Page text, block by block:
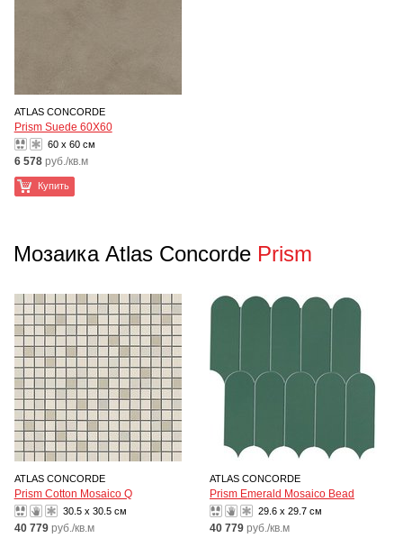
ATLAS CONCORDE
Prism Suede 60X60
60 x 60 см
6 578 руб./кв.м
Купить
Мозаика Atlas Concorde Prism
ATLAS CONCORDE
Prism Cotton Mosaico Q
30.5 x 30.5 см
40 779 руб./кв.м
ATLAS CONCORDE
Prism Emerald Mosaico Bead
29.6 x 29.7 см
40 779 руб./кв.м